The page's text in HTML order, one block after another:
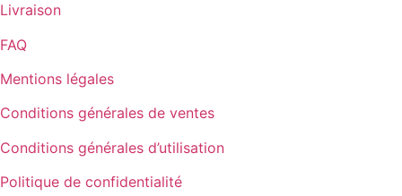
Livraison
FAQ
Mentions légales
Conditions générales de ventes
Conditions générales d’utilisation
Politique de confidentialité